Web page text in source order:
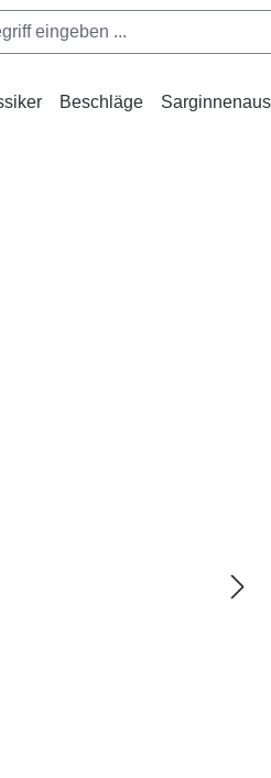
Beschläge